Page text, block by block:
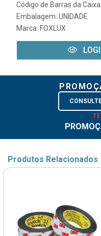
Código de Barras da
Embalagem: UNIDADE
Marca: FOXLUX
Produtos Relacionados